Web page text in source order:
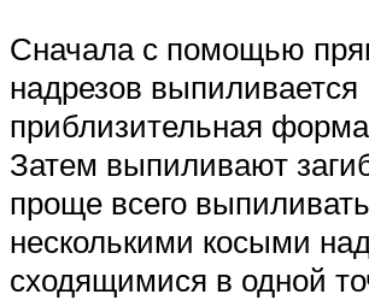
Сначала с помощью
надрезов выпиливается
приблизительная
Затем выпиливают
проще всего выпиливать
несколькими косыми
сходящимися в одной